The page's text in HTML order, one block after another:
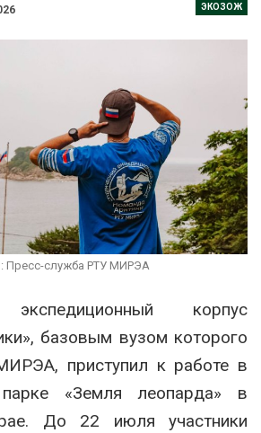
ЭКОЗОЖ
Пресс-служба РТУ МИРЭА
экспедиционный корпус
базовым вузом которого
приступил к работе в
парке «Земля леопарда» в
До 22 июля участники